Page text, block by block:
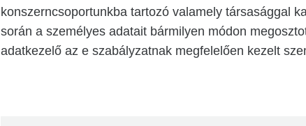
konszerncsoportunkba tartozó valamely társasággal
során a személyes adatait bármilyen módon
adatkezelő az e szabályzatnak megfelelően kezelt